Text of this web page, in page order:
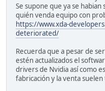
Se supone que ya se
quién venda equipo con
https://www.xda-
deteriorated/
Recuerda que a pesar de
estén actualizados el
drivers de Nvidia así como
fabricación y la venta